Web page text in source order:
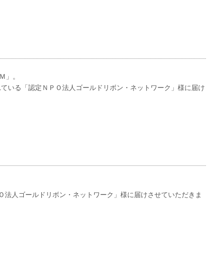
」。
いる「認定ＮＰＯ法人ゴールドリボン・ネットワーク」様に届け
人ゴールドリボン・ネットワーク」様に届けさせていただきま